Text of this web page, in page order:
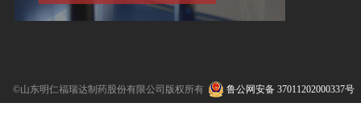
©山东明仁福瑞达制药股份有限公司版权所有 鲁公网安备 37011202000337号